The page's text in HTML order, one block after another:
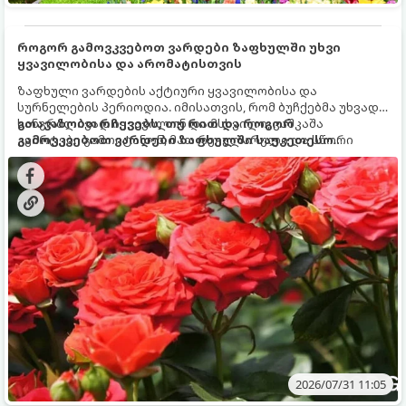
როგორ გამოვკვებოთ ვარდები ზაფხულში უხვი
ყვავილობისა და არომატისთვის
ზაფხული ვარდების აქტიური ყვავილობისა და
სურნელების პერიოდია. იმისათვის, რომ ბუჩქებმა უხვად,
ხანგრძლივად იყვავილონ და მსხვილი, კაშკაშა
კვირტები გამოიტანონ, მათ რეგულარული და სწორი
გამოკვება სჭირდებათ. ზაფხულის პერიოდში მცენარის
მოთხოვნილებები იცვლება, ამიტომ მნიშვნელოვანია
ვიცოდეთ, რომელი სასუქები გამოიყენება ამ დროს.
გთავაზობთ რჩევებს, თუ რით და როგორ
გამოვკვებოთ ვარდები ზაფხულში საუკეთესო
შედეგის მისაღწევად:
2026/07/31 11:05